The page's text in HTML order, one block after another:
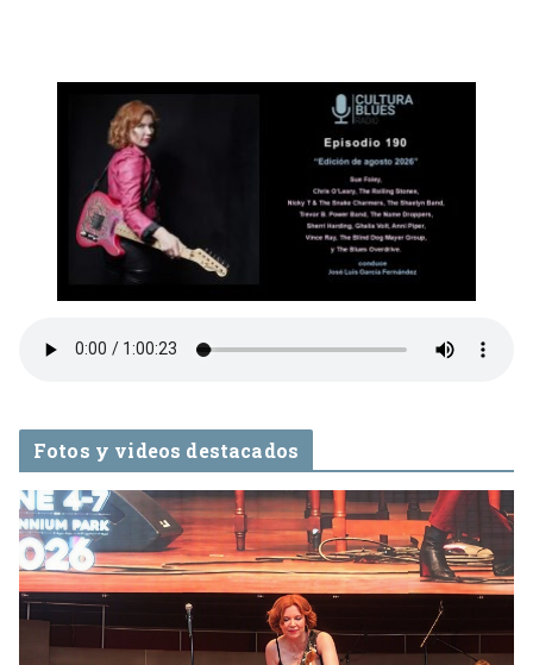
Fotos y videos destacados